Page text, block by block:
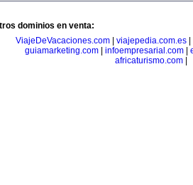
dominios en venta:
ViajeDeVacaciones.com
viajepedia.com.es
guiamarketing.com| infoempresarial.com|
africaturismo.com